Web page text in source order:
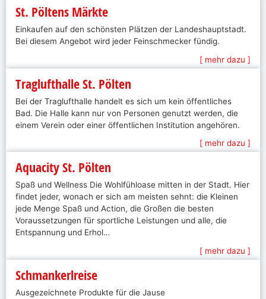
St. Pöltens Märkte
Einkaufen auf den schönsten Plätzen der Landeshauptstadt.
Bei diesem Angebot wird jeder Feinschmecker fündig.
[ mehr dazu ]
Traglufthalle St. Pölten
Bei der Traglufthalle handelt es sich um kein öffentliches
Bad. Die Halle kann nur von Personen genutzt werden, die
einem Verein oder einer öffentlichen Institution angehören.
[ mehr dazu ]
Aquacity St. Pölten
Spaß und Wellness Die Wohlfühloase mitten in der Stadt. Hier
findet jeder, wonach er sich am meisten sehnt: die Kleinen
jede Menge Spaß und Action, die Großen die besten
Voraussetzungen für sportliche Leistungen und alle, die
Entspannung und Erhol…
[ mehr dazu ]
Schmankerlreise
Ausgezeichnete Produkte für die Jause